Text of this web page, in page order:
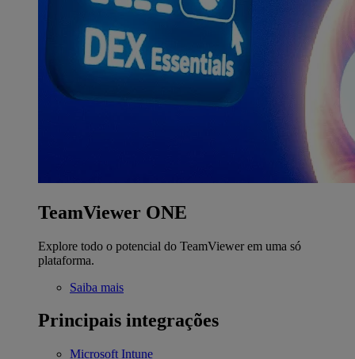
TeamViewer ONE
Explore todo o potencial do TeamViewer em uma só
plataforma.
Saiba mais
Principais integrações
Microsoft Intune